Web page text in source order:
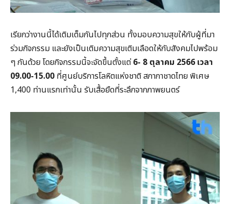
เรียกว่างานนี้ได้เติมเต็มกันไปทุกส่วน ทั้งมอบความสุขให้กับผู้ที่มา
ร่วมกิจกรรม และยังเป็นเติมความสุขเติมเลือดให้กับสังคมไปพร้อม
ๆ กันด้วย โดยกิจกรรมนี้จะจัดขึ้นตั้งแต่6- 8 ตุลาคม 2566 เวลา
09.00-15.00 ที่ศูนย์บริการโลหิตแห่งชาติ สภากาชาดไทย พิเศษ
1,400 ท่านแรกเท่านั้น รับเสื้อยืดที่ระลึกจากภาพยนตร์